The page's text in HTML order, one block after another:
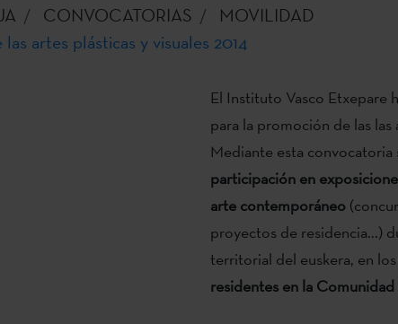
CONVOCATORIAS
MOVILIDAD
artes plásticas y visuales 2014
El Instituto Vasco Etxepare
para la promoción de las las
Mediante esta convocatoria
participación en
arte contemporáneo
proyectos de residencia...)
territorial del euskera, en
residentes en la